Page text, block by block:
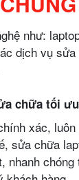
như:
dịch vụ
chữa tối ưu
xác,
sửa chữa
nhanh